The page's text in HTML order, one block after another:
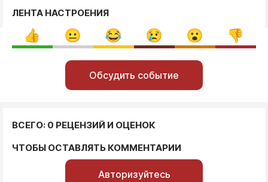
ЛЕНТА НАСТРОЕНИЯ
Обсудить событие
ВСЕГО: 0 РЕЦЕНЗИЙ И ОЦЕНОК
ЧТОБЫ ОСТАВЛЯТЬ КОММЕНТАРИИ
Авторизуйтесь